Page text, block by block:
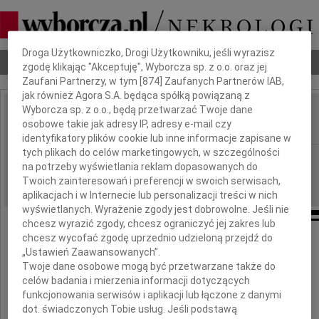
Nekrologi Odeszli Poradnik pogrzebowy
IMIĘ I NAZWISKO: Marek Siemek
REGION: Kraków
DATA EMISJI: 01.06.2011
Z głębokim żalem zawiadamiamy,
iż 30 maja 2011 roku
zmarł
Dbamy o Twoją prywatność
Droga Użytkowniczko, Drogi Użytkowniku, jeśli wyrazisz
zgodę klikając "Akceptuję", Wyborcza sp. z o.o. oraz jej
Zaufani Partnerzy, w tym [874 ] Zaufanych Partnerów IAB,
jak również Agora S.A. będąca spółką powiązaną z
Wyborcza sp. z o.o., będą przetwarzać Twoje dane
osobowe takie jak adresy IP, adresy e-mail czy
identyfikatory plików cookie lub inne informacje zapisane w
tych plikach do celów marketingowych, w szczególności
na potrzeby wyświetlania reklam dopasowanych do
Twoich zainteresowań i preferencji w swoich serwisach,
aplikacjach i w Internecie lub personalizacji treści w nich
wyświetlanych. Wyrażenie zgody jest dobrowolne. Jeśli nie
chcesz wyrazić zgody, chcesz ograniczyć jej zakres lub
chcesz wycofać zgodę uprzednio udzieloną przejdź do
„Ustawień Zaawansowanych”.
Twoje dane osobowe mogą być przetwarzane także do
celów badania i mierzenia informacji dotyczących
funkcjonowania serwisów i aplikacji lub łączone z danymi
dot. świadczonych Tobie usług. Jeśli podstawą